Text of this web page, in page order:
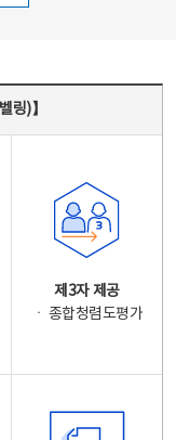
링)】
제3자 제공
ㆍ 종합청렴도평가